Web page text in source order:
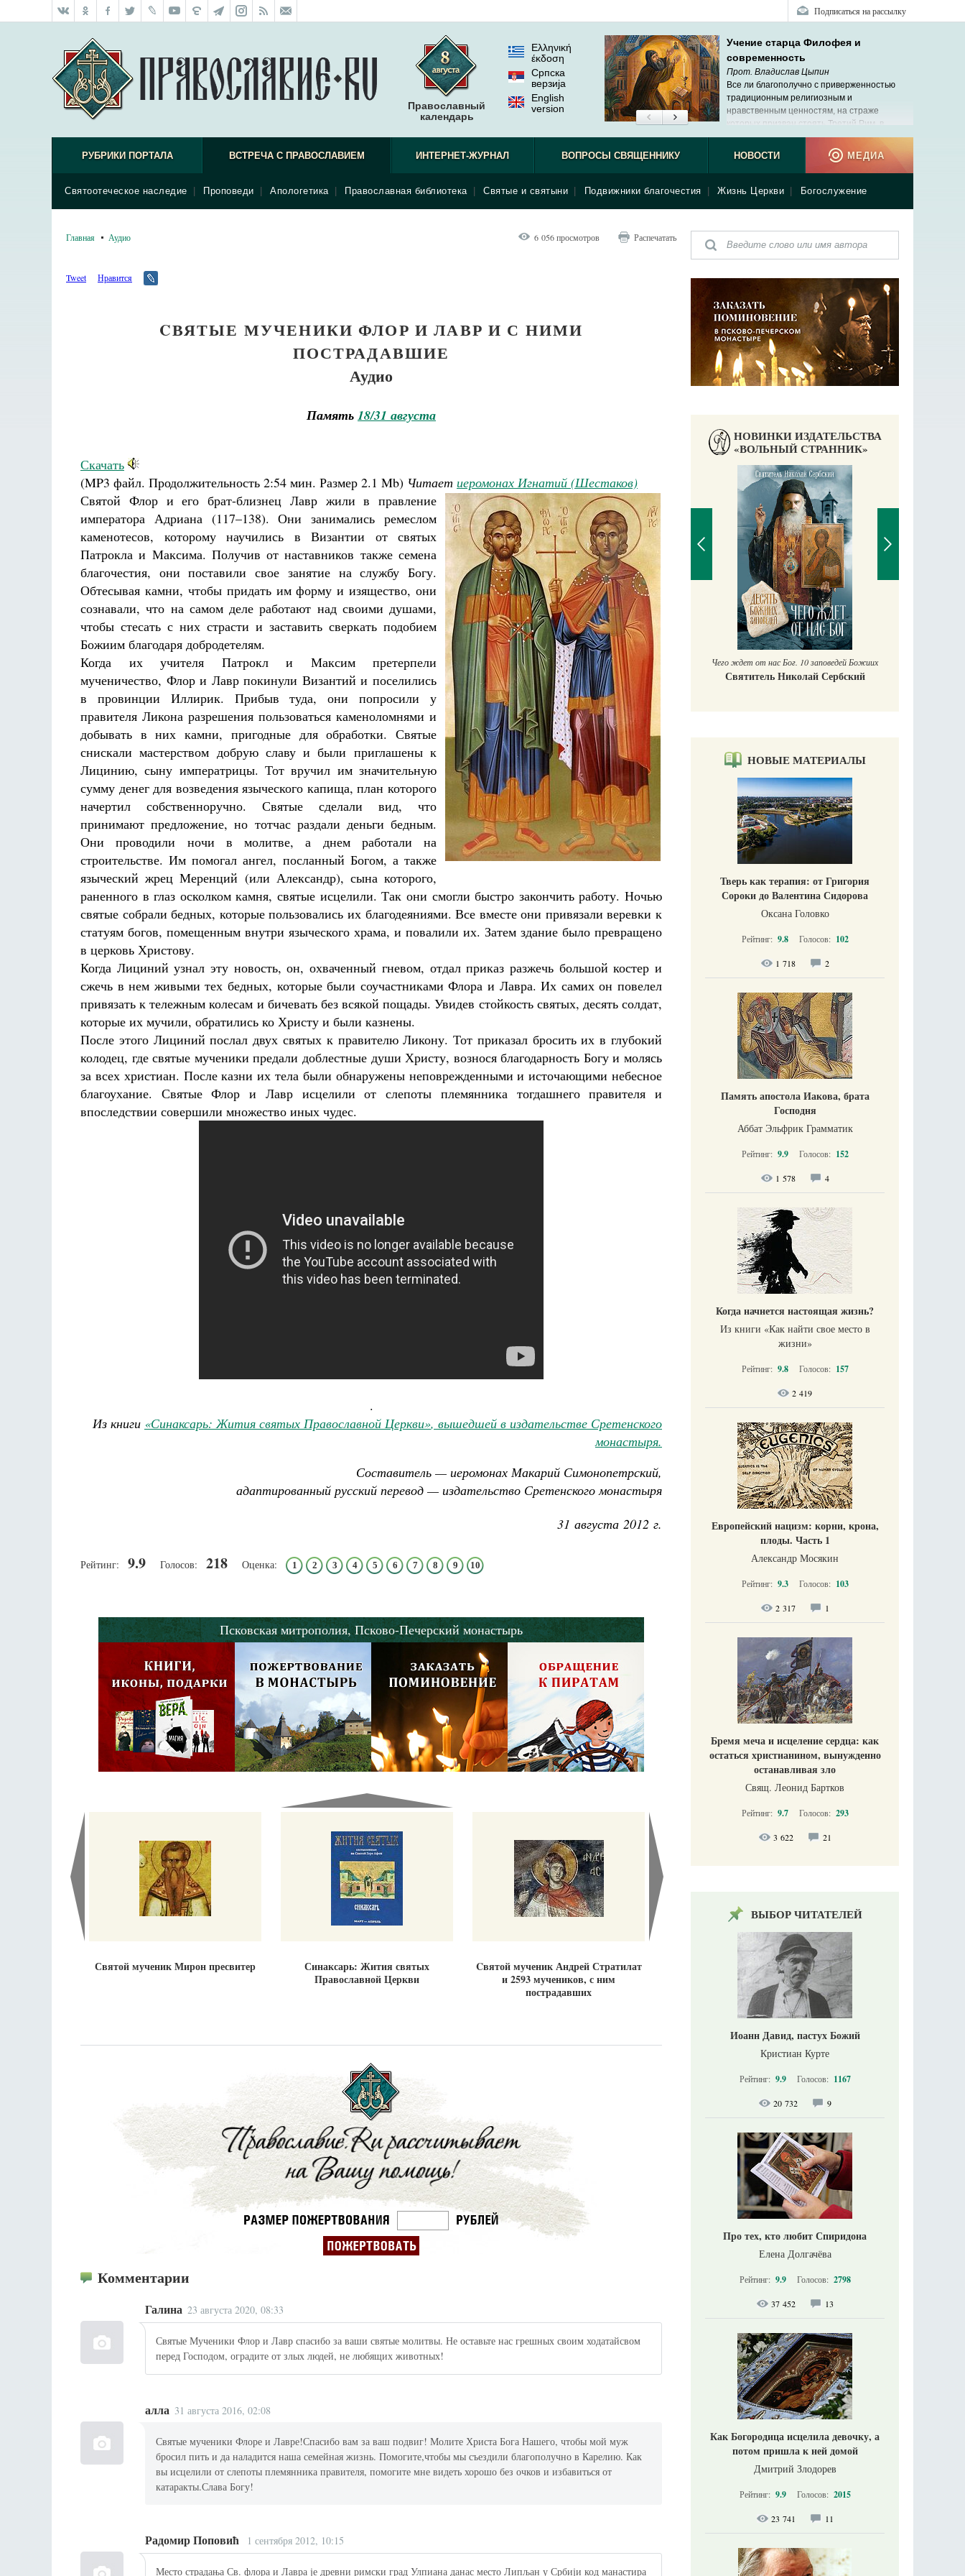
Подписаться на рассылку
Православный
календарь
Ελληνική
έκδοση
Српска
верзиjа
English
version
Учение старца Филофея и
современность
Прот. Владислав Цыпин
Все ли благополучно с приверженностью
традиционным религиозным и
нравственным ценностям, на страже
которых призван стоять Третий Рим, в
современной России?
РУБРИКИ ПОРТАЛА ВСТРЕЧА С ПРАВОСЛАВИЕМ
Святоотеческое наследие Проповеди Апологетика Православная библиотека Святые и святыни Подвижники благочестия Жизнь Церкви Богослужение
ИНТЕРНЕТ-ЖУРНАЛ ВОПРОСЫ СВЯЩЕННИКУ НОВОСТИ МЕДИА
Главная Аудио 6 056 просмотров Распечатать
Tweet Нравится
CВЯТЫЕ МУЧЕНИКИ ФЛОР И ЛАВР И С НИМИ
ПОСТРАДАВШИЕ
Аудио
Память 18/31 августа
Скачать
(MP3 файл. Продолжительность 2:54 мин. Размер 2.1 Mb) Читает иеромонах Игнатий (Шестаков)
Святой Флор и его брат-близнец Лавр жили в правление
императора Адриана (117–138). Они занимались ремеслом
каменотесов, которому научились в Византии от святых
Патрокла и Максима. Получив от наставников также семена
благочестия, они поставили свое занятие на службу Богу.
Обтесывая камни, чтобы придать им форму и изящество, они
сознавали, что на самом деле работают над своими душами,
чтобы стесать с них страсти и заставить сверкать подобием
Божиим благодаря добродетелям.
Когда их учителя Патрокл и Максим претерпели
мученичество, Флор и Лавр покинули Византий и поселились
в провинции Иллирик. Прибыв туда, они попросили у
правителя Ликона разрешения пользоваться каменоломнями и
добывать в них камни, пригодные для обработки. Святые
снискали мастерством добрую славу и были приглашены к
Лицинию, сыну императрицы. Тот вручил им значительную
сумму денег для возведения языческого капища, план которого
начертил собственноручно. Святые сделали вид, что
принимают предложение, но тотчас раздали деньги бедным.
Они проводили ночи в молитве, а днем работали на
строительстве. Им помогал ангел, посланный Богом, а также
языческий жрец Меренций (или Александр), сына которого,
раненного в глаз осколком камня, святые исцелили. Так они смогли быстро закончить работу. Ночью
святые собрали бедных, которые пользовались их благодеяниями. Все вместе они привязали веревки к
статуям богов, помещенным внутри языческого храма, и повалили их. Затем здание было превращено
в церковь Христову.
Когда Лициний узнал эту новость, он, охваченный гневом, отдал приказ разжечь большой костер и
сжечь в нем живыми тех бедных, которые были соучастниками Флора и Лавра. Их самих он повелел
привязать к тележным колесам и бичевать без всякой пощады. Увидев стойкость святых, десять солдат,
которые их мучили, обратились ко Христу и были казнены.
После этого Лициний послал двух святых к правителю Ликону. Тот приказал бросить их в глубокий
колодец, где святые мученики предали доблестные души Христу, вознося благодарность Богу и молясь
за всех христиан. После казни их тела были обнаружены неповрежденными и источающими небесное
благоухание. Святые Флор и Лавр исцелили от слепоты племянника тогдашнего правителя и
впоследствии совершили множество иных чудес.
.
Из книги «Синаксарь: Жития святых Православной Церкви», вышедшей в издательстве Сретенского
монастыря.
Составитель — иеромонах Макарий Симонопетрский,
адаптированный русский перевод — издательство Сретенского монастыря
31 августа 2012 г.
Рейтинг: 9.9 Голосов: 218 Оценка: 1 2 3 4 5 6 7 8 9 10
Псковская митрополия, Псково-Печерский монастырь
Святой мученик Мирон пресвитер
Синаксарь: Жития святых
Православной Церкви
Cвятой мученик Андрей Стратилат
и 2593 мучеников, с ним
пострадавших
Комментарии
Галина 23 августа 2020, 08:33
Святые Мученики Флор и Лавр спасибо за ваши святые молитвы. Не оставьте нас грешных своим ходатайсвом
перед Господом, оградите от злых людей, не любящих животных!
алла 31 августа 2016, 02:08
Святые мученики Флоре и Лавре!Спасибо вам за ваш подвиг! Молите Христа Бога Нашего, чтобы мой муж
бросил пить и да наладится наша семейная жизнь. Помогите,чтобы мы съездили благополучно в Карелию. Как
вы исцелили от слепоты племянника правителя, помогите мне видеть хорошо без очков и избавиться от
катаракты.Слава Богу!
Радомир Поповић 1 сентября 2012, 10:15
Место страдања Св. флора и Лавра је древни римски град Улпиана данас место Липљан у Србији код манастира
НОВИНКИ ИЗДАТЕЛЬСТВА
«ВОЛЬНЫЙ СТРАННИК»
Разлуки не будет
Фредерика де Грааф Как найти своё место в жизни
Кирилл Мурышев
Великомученик Георгий Победоносец. Научись у
святого
Роман Котов Чего ждет от нас Бог. 10 заповедей Божиих
Святитель Николай Сербский
НОВЫЕ МАТЕРИАЛЫ
Тверь как терапия: от Григория
Сороки до Валентина Сидорова
Оксана Головко
Рейтинг: 9.8 Голосов: 102
1 718 2
Память апостола Иакова, брата
Господня
Аббат Эльфрик Грамматик
Рейтинг: 9.9 Голосов: 152
1 578 4
Когда начнется настоящая жизнь?
Из книги «Как найти свое место в
жизни​»
Рейтинг: 9.8 Голосов: 157
2 419
Европейский нацизм: корни, крона,
плоды. Часть 1
Александр Мосякин
Рейтинг: 9.3 Голосов: 103
2 317 1
Бремя меча и исцеление сердца: как
остаться христианином, вынужденно
останавливая зло
Свящ. Леонид Бартков
Рейтинг: 9.7 Голосов: 293
3 622 21
ВЫБОР ЧИТАТЕЛЕЙ
Иоанн Давид, пастух Божий
Кристиан Курте
Рейтинг: 9.9 Голосов: 1167
20 732 9
Про тех, кто любит Спиридона
Елена Долгачёва
Рейтинг: 9.9 Голосов: 2798
37 452 13
Как Богородица исцелила девочку, а
потом пришла к ней домой
Дмитрий Злодорев
Рейтинг: 9.9 Голосов: 2015
23 741 11